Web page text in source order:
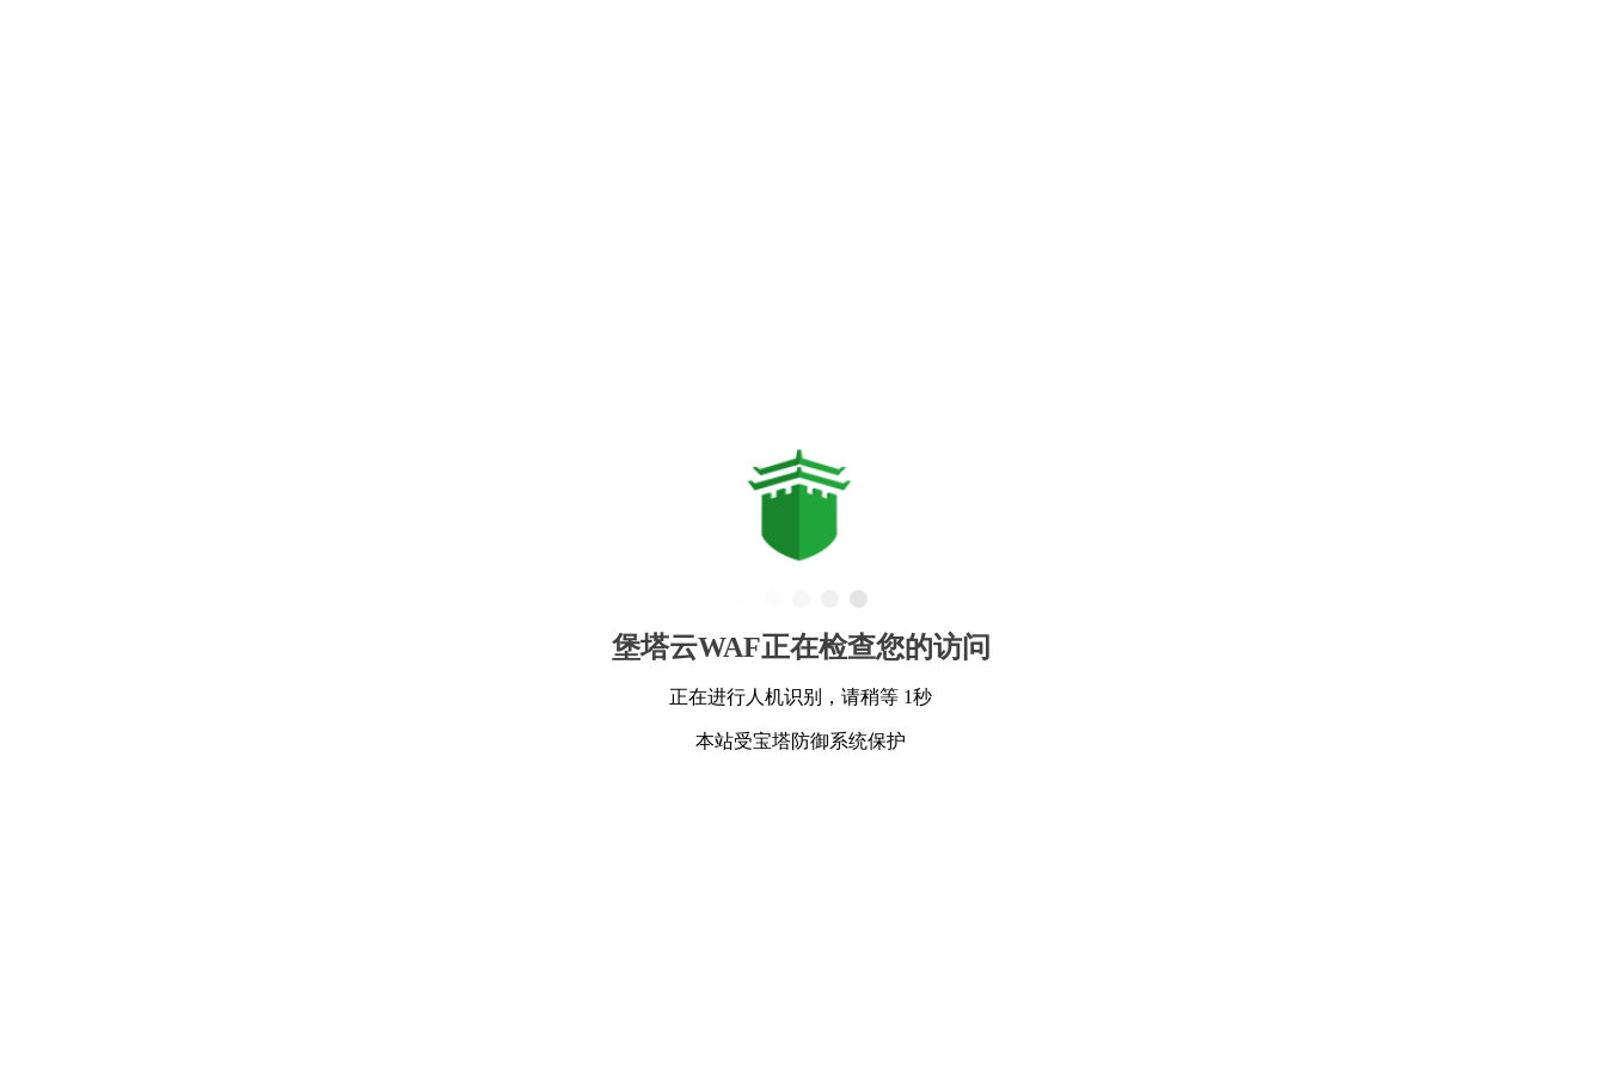
堡塔云WAF正在检查您的访问
正在进行人机识别，请稍等 1秒
本站受宝塔防御系统保护